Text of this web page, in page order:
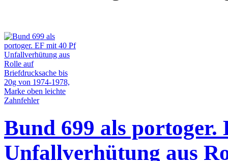
Bund 699 als portoger.
Unfallverhütung aus